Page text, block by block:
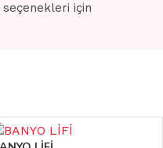
için